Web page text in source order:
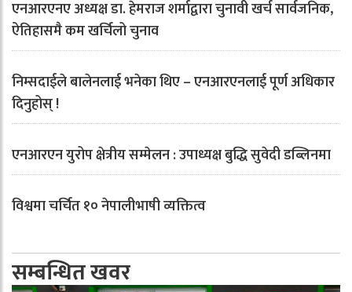
एनआरएनए अध्यक्ष डा. हेमराज शर्माद्वारा चुनावी खर्च सार्वजनिक,
ऐतिहासमै कम खर्चिलो चुनाव
निम्सदाईले बालेनलाई भनेका थिए – एनआरएनलाई पूर्ण अधिकार
दिनुहोस् !
एनआरएन युरोप क्षेत्रीय सम्मेलन : उपाध्यक्ष बुद्धि सुवेदी डब्लिनमा
विश्वमा चर्चित १० नेपालीभाषी व्यक्तित्व
सम्बन्धित खवर